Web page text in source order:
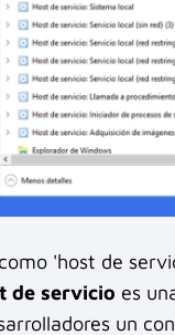
'host de
de servicio es
un